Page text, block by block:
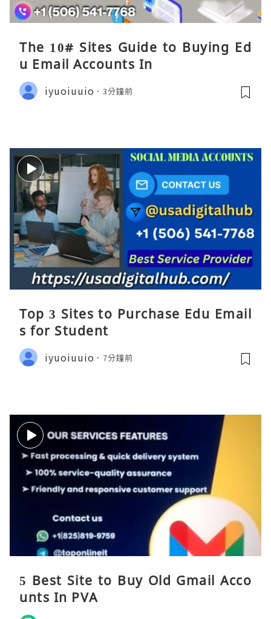
The 10# Sites Guide to Buying Ed
u Email Accounts In
iyuoiuuio 3分鐘前
Top 3 Sites to Purchase Edu Email
s for Student
iyuoiuuio 7分鐘前
5 Best Site to Buy Old Gmail Acco
unts In PVA